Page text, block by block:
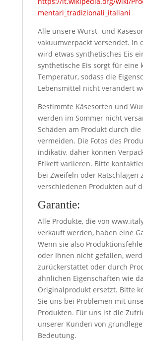
mentari_tradizionali_italiani
Alle unsere Wurst- und
vakuumverpackt versendet. In
wird etwas synthetisches Eis
synthetische Eis sorgt für eine
Temperatur, sodass die
Lebensmittel nicht verändert
Bestimmte Käsesorten und
werden im Sommer nicht
Schäden am Produkt durch die
vermeiden. Die Fotos des
indikativ, daher können
Etikett variieren. Bitte
bei Zweifeln oder Ratschlägen
verschiedenen Produkten auf
Garantie:
Alle Produkte, die von
verkauft werden, haben eine
Wenn sie also
oder Ihnen nicht gefallen,
zurückerstattet oder durch
ähnlichen Eigenschaften wie
Originalprodukt ersetzt. Bitte
Sie uns bei Problemen mit
Produkten. Für uns ist die
unserer Kunden von
Bedeutung.